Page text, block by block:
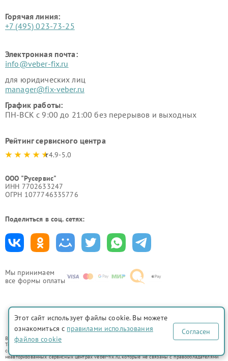
Мы принимаем
все формы оплаты
Горячая линия:
+7 (495) 023-73-25
Электронная почта:
info@veber-fix.ru
для юридических лиц
manager@fix-veber.ru
График работы:
ПН-ВСК с 9:00 до 21:00 без перерывов и выходных
Рейтинг сервисного центра
4.9-5.0
ООО "Русервис"
ИНН 7702633247
ОГРН 1077746335776
Поделиться в соц. сетях:
Политика конфиденциальности
Вся информация на сайте носит исключительно справочный характер.
Товарные знаки используются исключительно для описания устройств, в отношении которых
сервисные центры veber-fix.ru предоставляют услуги по ремонту. Услуги оказываются в
неавторизованных сервисных центрах veber-fix.ru, которые не связаны с правообладателями
Этот сайт использует файлы cookie. Вы можете
ознакомиться с правилами использования
файлов cookie
Согласен